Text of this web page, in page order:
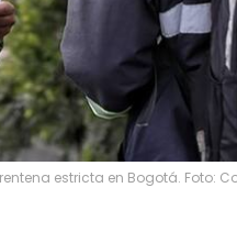
estricta en Bogotá. Foto: